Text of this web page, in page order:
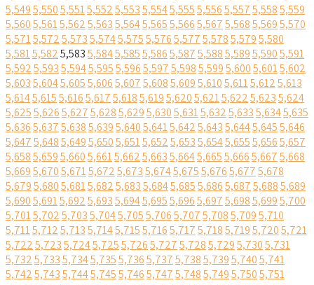
5,5495,5505,5515,5525,5535,5545,5555,5565,5575,5585,559
5,5605,5615,5625,5635,5645,5655,5665,5675,5685,5695,570
5,5715,5725,5735,5745,5755,5765,5775,5785,5795,580
5,5815,5825,5835,5845,5855,5865,5875,5885,5895,5905,591
5,5925,5935,5945,5955,5965,5975,5985,5995,6005,6015,602
5,6035,6045,6055,6065,6075,6085,6095,6105,6115,6125,613
5,6145,6155,6165,6175,6185,6195,6205,6215,6225,6235,624
5,6255,6265,6275,6285,6295,6305,6315,6325,6335,6345,635
5,6365,6375,6385,6395,6405,6415,6425,6435,6445,6455,646
5,6475,6485,6495,6505,6515,6525,6535,6545,6555,6565,657
5,6585,6595,6605,6615,6625,6635,6645,6655,6665,6675,668
5,6695,6705,6715,6725,6735,6745,6755,6765,6775,678
5,6795,6805,6815,6825,6835,6845,6855,6865,6875,6885,689
5,6905,6915,6925,6935,6945,6955,6965,6975,6985,6995,700
5,7015,7025,7035,7045,7055,7065,7075,7085,7095,710
5,7115,7125,7135,7145,7155,7165,7175,7185,7195,7205,721
5,7225,7235,7245,7255,7265,7275,7285,7295,7305,731
5,7325,7335,7345,7355,7365,7375,7385,7395,7405,741
5,7425,7435,7445,7455,7465,7475,7485,7495,7505,751